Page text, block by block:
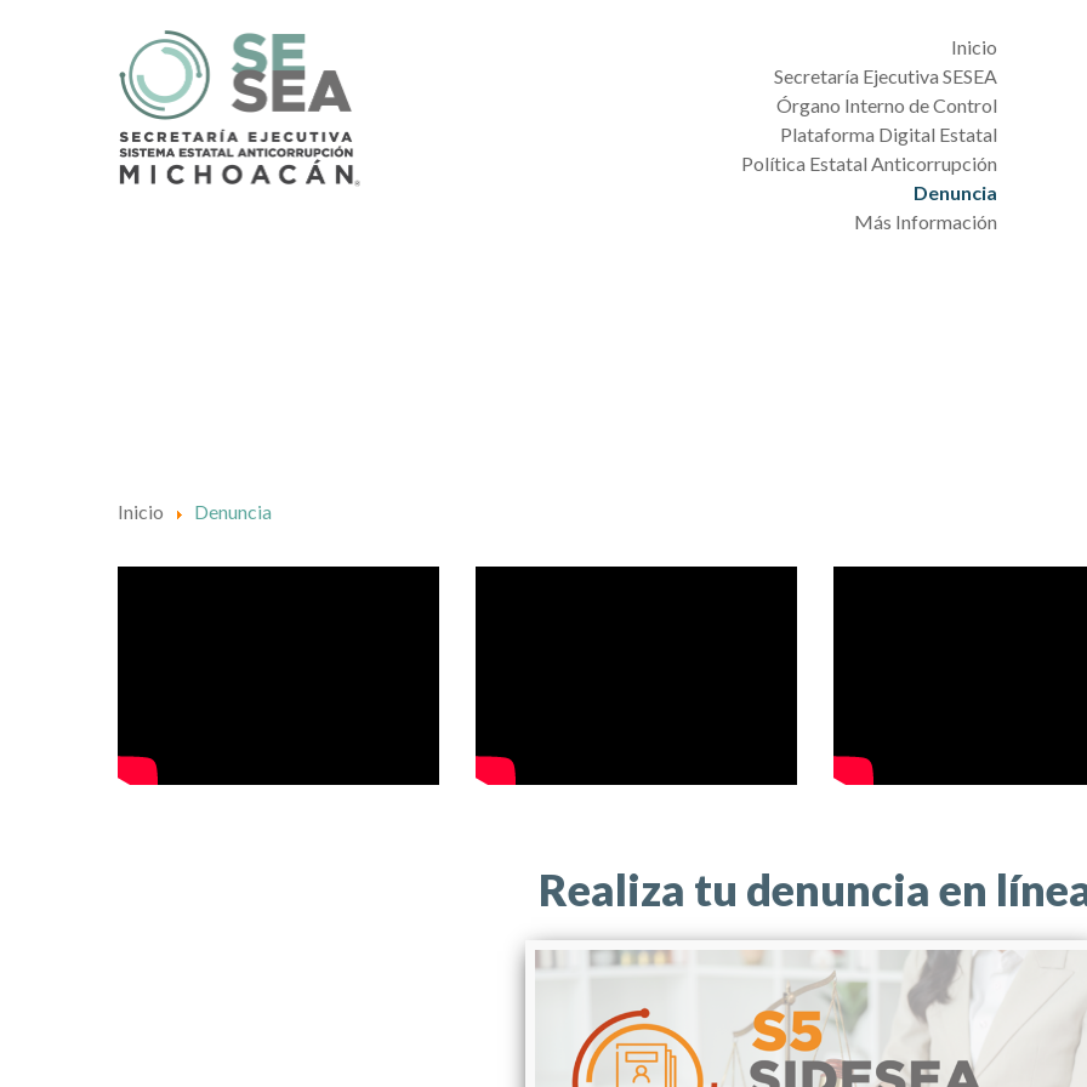
Inicio
Secretaría Ejecutiva SESEA
Órgano Interno de Control
Plataforma Digital Estatal
Política Estatal Anticorrupción
Denuncia
Más Información
Inicio Denuncia
Realiza tu denuncia en